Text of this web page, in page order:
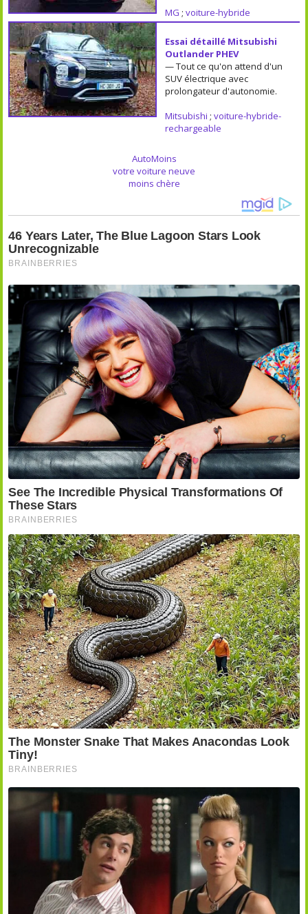
MG ; voiture-hybride
Essai détaillé Mitsubishi
Outlander PHEV
— Tout ce qu'on attend d'un
SUV électrique avec
prolongateur d'autonomie.
Mitsubishi ; voiture-hybride-
rechargeable
AutoMoins
votre voiture neuve
moins chère